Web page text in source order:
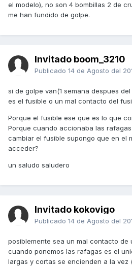
el modelo), no son 4 bombillas 2 de
me han fundido de golpe.
Invitado boom_3210
Publicado 14 de Agosto del
si de golpe van(1 semana despues
es el fusible o un mal contacto del
Porque el fusible ese que es lo que
Porque cuando accionaba las
cambiar el fusible supongo que en el
acceder?
un saludo saludero
Invitado kokovigo
Publicado 14 de Agosto del
posiblemente sea un mal contacto de
cuando ponemos las rafagas es el
largas y cortas se encienden a la vez